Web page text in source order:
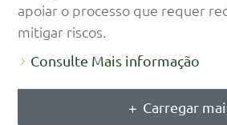
apoiar o processo que requer
mitigar riscos.
Consulte Mais informação
Carregar